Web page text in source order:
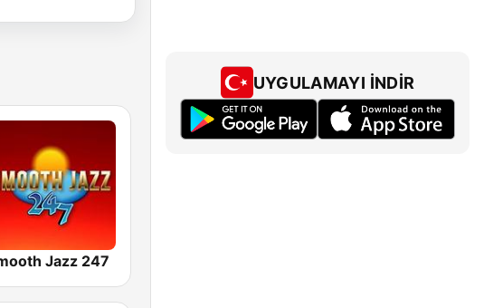
Jazz 247
UYGULAMAYI İNDIR